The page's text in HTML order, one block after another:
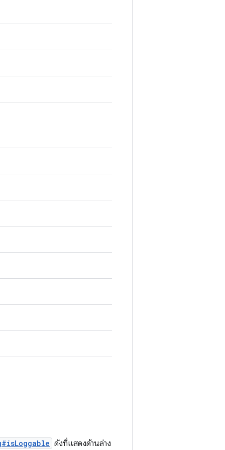
ดังที่แสดงด้านล่าง